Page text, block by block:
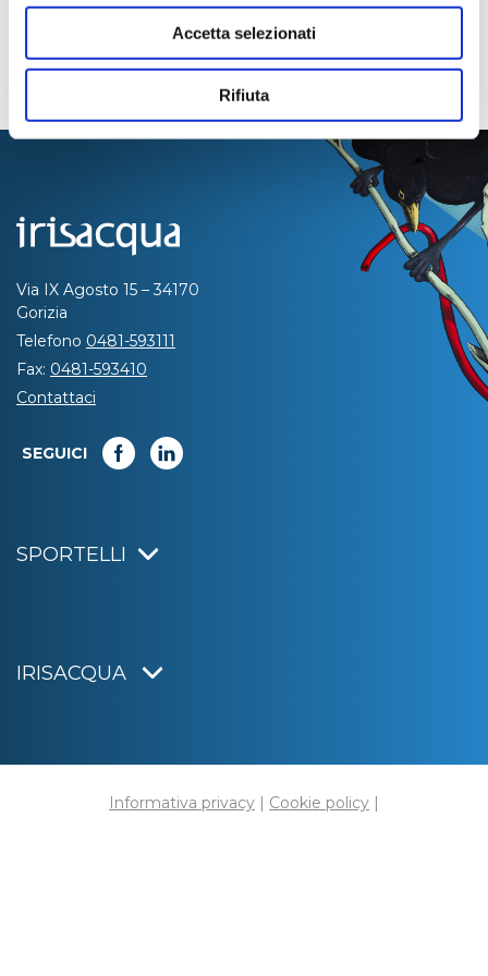
Accetta selezionati
Rifiuta
Via IX Agosto 15 – 34170
Gorizia
Telefono 0481-593111
Fax: 0481-593410
Contattaci
SEGUICI
SPORTELLI
IRISACQUA
Informativa privacy | Cookie policy |